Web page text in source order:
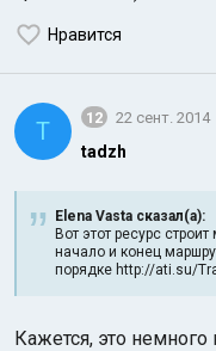
Нравится
T 12 22 сент. 2014
tadzh
Elena Vasta сказал(а):
Вот этот ресурс
начало и конец
порядке http://ati.su/
Кажется, это немного